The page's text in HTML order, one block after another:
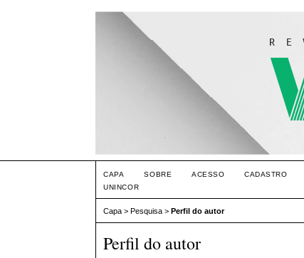
CAPA SOBRE ACESSO CADASTRO
UNINCOR
Capa >Pesquisa >Perfil do autor
Perfil do autor